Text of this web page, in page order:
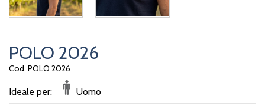
POLO 2026
Cod. POLO 2026
Ideale per: Uomo